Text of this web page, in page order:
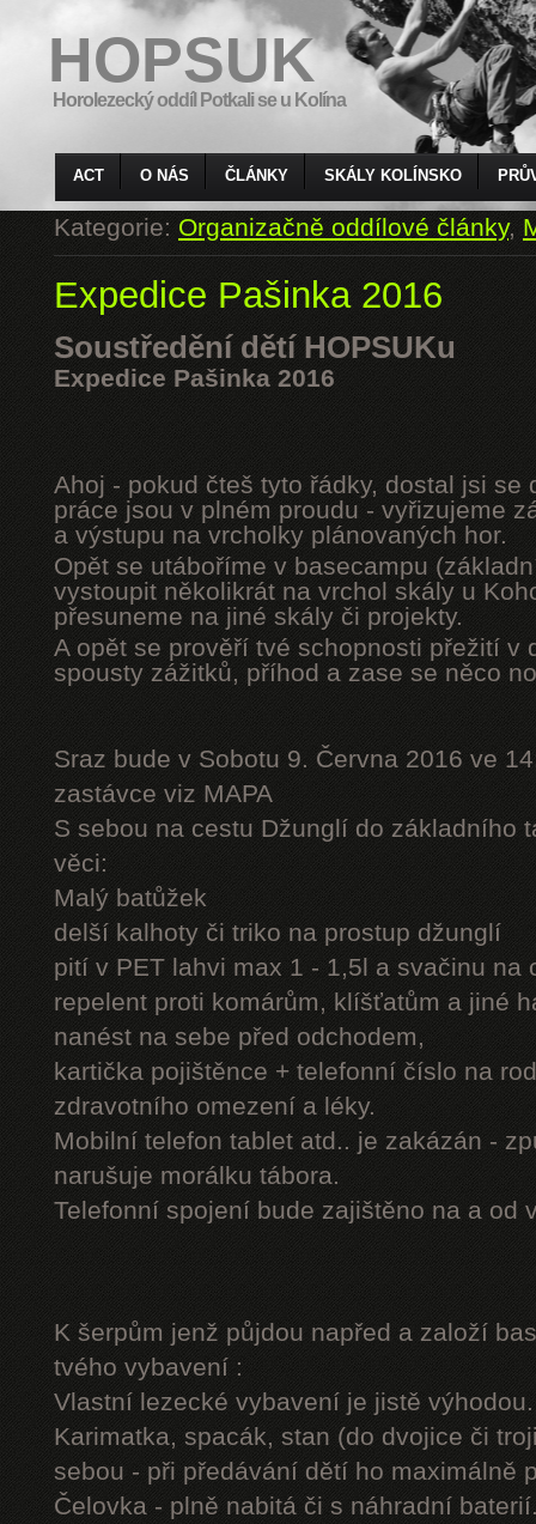
HOPSUK
Horolezecký oddíl Potkali se u Kolína
ACT O NÁS ČLÁNKY SKÁLY KOLÍNSKO
Kategorie:Organizačně oddílové články,
Expedice Pašinka 2016
Soustředění dětí HOPSUKu
Expedice Pašinka 2016
Ahoj - pokud čteš tyto řádky, dostal jsi se
práce jsou v plném proudu - vyřizujeme
a výstupu na vrcholky plánovaných hor.
Opět se utáboříme v basecampu
vystoupit několikrát na vrchol skály u
přesuneme na jiné skály či projekty.
A opět se prověří tvé schopnosti přežití v
spousty zážitků, příhod a zase se něco
Sraz bude v Sobotu 9. Června 2016 ve
zastávce viz MAPA
S sebou na cestu Džunglí do základního
věci:
Malý batůžek
delší kalhoty či triko na prostup džunglí
pití v PET lahvi max 1 - 1,5l a svačinu na
repelent proti komárům, klíšťatům a jiné
nanést na sebe před odchodem,
kartička pojištěnce + telefonní číslo na
zdravotního omezení a léky.
Mobilní telefon tablet atd.. je zakázán -
narušuje morálku tábora.
Telefonní spojení bude zajištěno na a od
K šerpům jenž půjdou napřed a založí
tvého vybavení :
Vlastní lezecké vybavení je jistě výhodou.
Karimatka, spacák, stan (do dvojice či
sebou - při předávání dětí ho maximálně
Čelovka - plně nabitá či s náhradní